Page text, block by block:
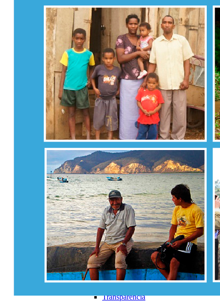
Articulo 19
Transparencia Activa
Transparencia
Colaborativa
Transparencia Focalizada
Febrero
Articulo19
Transparencia Activa
Transparencia
Colaborativa
Transparencia Focalizada
Transparencia
Colaborativa
Marzo
Articulo19
Transparencia Activa
Transparencia
Colaborativa
Transparencia Focalizada
Abril
Transparencia Activa
Transparencia Pasiva
Transparencia
Colaborativ
Transparencia Focalizada
Mayo
Transparencia Activa
Transparencia Pasiva
Transparencia
Colaborativ
Transparencia Focalizada
Junio
Transparencia